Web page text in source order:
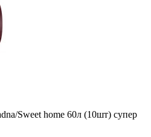
Sweet home 60л (10шт) супер